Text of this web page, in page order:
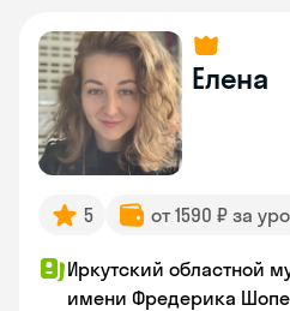
Елена
5 от 1590 ₽ за
Иркутский областной
имени Фредерика